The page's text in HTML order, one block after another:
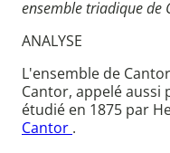
ensemble triadique de
ANALYSE
L'ensemble de
Cantor, appelé aussi
étudié en 1875 par
Cantor .